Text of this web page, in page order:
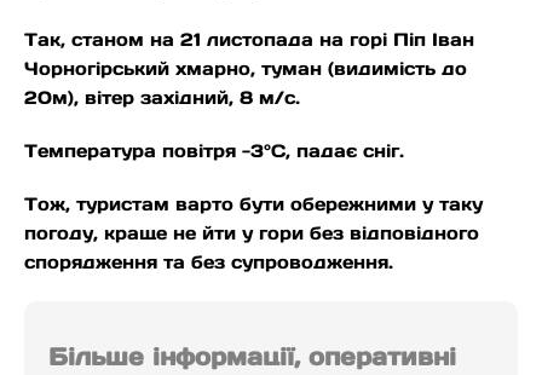
Так, станом на 21 листопада на горі Піп Іван
Чорногірський хмарно, туман (видимість до
20м), вітер західний, 8 м/с.
Температура повітря -3°С, падає сніг.
Тож, туристам варто бути обережними у таку
погоду, краще не йти у гори без відповідного
спорядження та без супроводження.
Більше інформації, оперативні